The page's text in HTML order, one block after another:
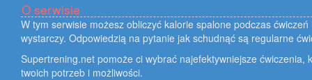
O serwisie
W tym serwisie możesz obliczyć kalorie spalone podczas
wystarczy. Odpowiedzią na pytanie jak schudnąć są regularne
Supertrening.net pomoże ci wybrać najefektywniejsze
twoich potrzeb i możliwości.